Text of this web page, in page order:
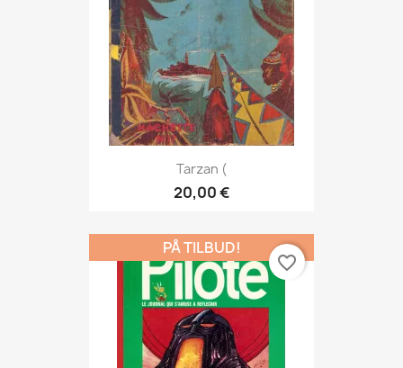
Tarzan (
20,00 €
PÅ TILBUD!
favorite_border